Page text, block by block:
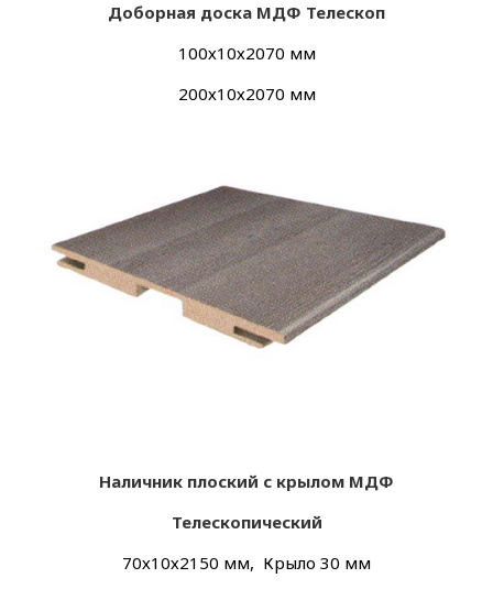
Доборная доска МДФ Телескоп
100х10х2070 мм
200х10х2070 мм
Наличник плоский с крылом МДФ
Телескопический
70х10х2150 мм, Крыло 30 мм